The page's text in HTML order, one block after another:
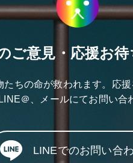
ご意見・応援お待
ちの命が救われます。応援
＠、メールにてお問い合
LINEでのお問い合